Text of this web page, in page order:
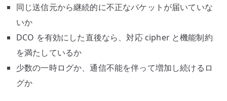
同じ送信元から継続的に不正なパケットが届いていな
いか
DCO を有効にした直後なら、対応 cipher と機能制約
を満たしているか
少数の一時ログか、通信不能を伴って増加し続けるロ
グか